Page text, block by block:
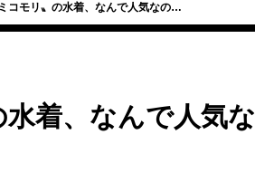
コモリ〟の水着、なんで人気なの…
着、なんで人気な